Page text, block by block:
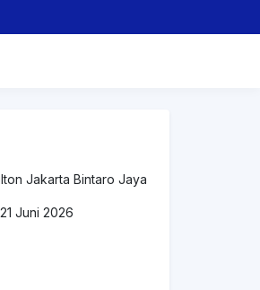
Jakarta Bintaro Jaya
Juni 2026